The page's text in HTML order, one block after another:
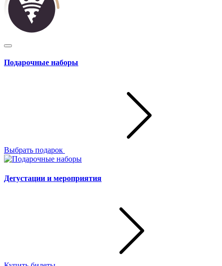
Подарочные наборы
Выбрать подарок
Дегустации и мероприятия